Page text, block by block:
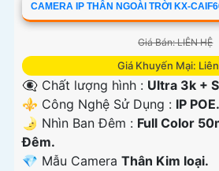
CAMERA IP THÂN NGOÀI TRỜI KX-
Giá Bán: LIÊN HỆ
Giá Khuyến Mại:
👁️‍🗨 Chất lượng hình : Ultra 3k +
⚜️ Công Nghệ Sử Dụng : IP POE.
🌛 Nhìn Ban Đêm : Full Color
Ðêm.
💎 Mẫu Camera Thân Kim loại.